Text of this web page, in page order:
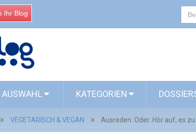
Ihr Blog
AUSWAHL KATEGORIEN
VEGETARISCH & VEGAN Ausreden. Oder: Hör auf, es